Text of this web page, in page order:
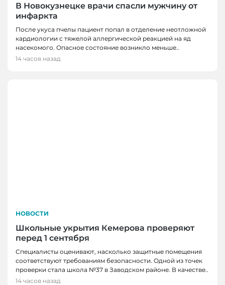
В Новокузнецке врачи спасли мужчину от
инфаркта
После укуса пчелы пациент попал в отделение неотложной
кардиологии с тяжелой аллергической реакцией на яд
насекомого. Опасное состояние возникло меньше..
14 часов назад
НОВОСТИ
Школьные укрытия Кемерова проверяют
перед 1 сентября
Специалисты оценивают, насколько защитные помещения
соответствуют требованиям безопасности. Одной из точек
проверки стала школа №37 в Заводском районе. В качестве..
14 часов назад